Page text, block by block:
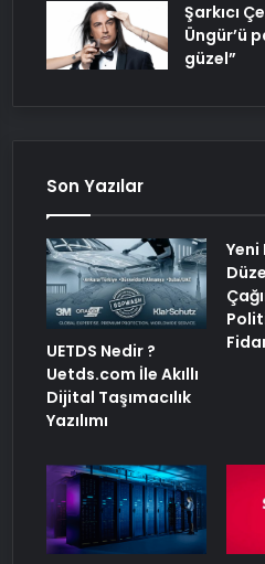
Şarkıcı
Üngür’ü
güzel”
Son Yazılar
UETDS Nedir ?
Uetds.com İle Akıllı
Dijital Taşımacılık
Yazılımı
Yeni